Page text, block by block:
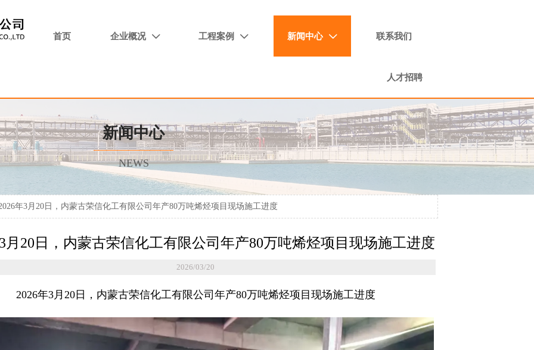
首页 企业概况  工程案例  新闻中心  联系我们
人才招聘
新闻中心
NEWS
年3月20日，内蒙古荣信化工有限公司年产80万吨烯烃项目现场施工进度
月20日，内蒙古荣信化工有限公司年产80万吨烯烃项目现场施工进度
2026/03/20
2026年3月20日，内蒙古荣信化工有限公司年产80万吨烯烃项目现场施工进度